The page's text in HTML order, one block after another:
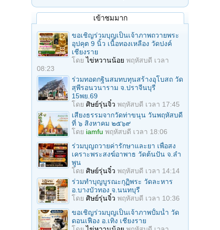
เข้าชมมาก
ขอเชิญร่วมบุญเป็นเจ้าภาพถวายพระ
อุปคุต 9 นิ้ว เนื้อทองเหลือง วัดปงค์
เชียงราย
โดยไข่หวานน้อย พฤหัสบดี เวลา
08:23
ร่วมทอดกฐินสมทบทุนสร้างอุโบสถ วัด
สุพีรอนวนาราม จ.ปราจีนบุรี
15พย.69
โดย ศิษย์รุ่นจิ๋ว พฤหัสบดี เวลา 17:45
เสียงธรรมจากวัดท่าขนุน วันพฤหัสบดี
ที่ ๖ สิงหาคม ๒๕๖๙
โดย iamfu พฤหัสบดี เวลา 18:06
ร่วมบุญถวายค่ารักษาและยา เพื่อสง
เคราะพระสงฆ์อาพาธ วัดต้นปัน จ.ลํา
พูน
โดย ศิษย์รุ่นจิ๋ว พฤหัสบดี เวลา 14:14
ร่วมทําบุญบูรณะกุฏิพระ วัดละหาร
อ.บางบัวทอง จ.นนทบุรี
โดย ศิษย์รุ่นจิ๋ว พฤหัสบดี เวลา 10:36
ขอเชิญร่วมบุญเป็นเจ้าภาพปั้มน้ำ วัด
ดอนเฟือง อ.เทิง เชียงราย